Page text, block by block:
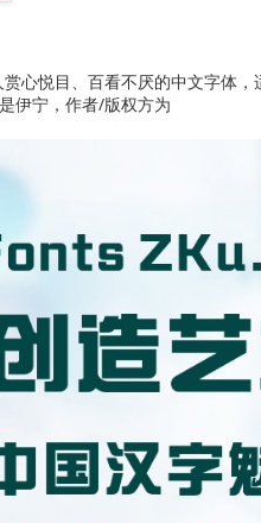
心悦目、百看不厌的中文字体
伊宁，作者/版权方为